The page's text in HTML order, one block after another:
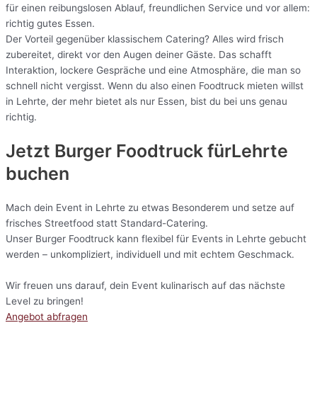
für einen reibungslosen Ablauf, freundlichen Service und vor allem:
richtig gutes Essen.
Der Vorteil gegenüber klassischem Catering? Alles wird frisch
zubereitet, direkt vor den Augen deiner Gäste. Das schafft
Interaktion, lockere Gespräche und eine Atmosphäre, die man so
schnell nicht vergisst. Wenn du also einen Foodtruck mieten willst
in Lehrte, der mehr bietet als nur Essen, bist du bei uns genau
richtig.
Jetzt Burger Foodtruck fürLehrte
buchen
Mach dein Event in Lehrte zu etwas Besonderem und setze auf
frisches Streetfood statt Standard-Catering.
Unser Burger Foodtruck kann flexibel für Events in Lehrte gebucht
werden – unkompliziert, individuell und mit echtem Geschmack.
Wir freuen uns darauf, dein Event kulinarisch auf das nächste
Level zu bringen!
Angebot abfragen